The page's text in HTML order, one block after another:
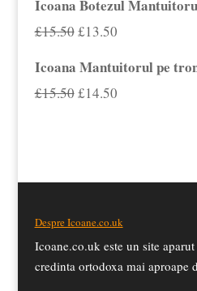
£15.00.
£19.50.
Icoana Botezul
£15.50Prețul
£13.50Prețul
Icoana Mantuitorul pe
£15.50Prețul
£14.50Prețul
Despre Icoane.co.uk
Icoane.co.uk este un site
credinta ortodoxa mai aproape